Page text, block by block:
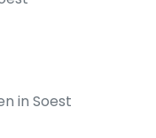
in Soest